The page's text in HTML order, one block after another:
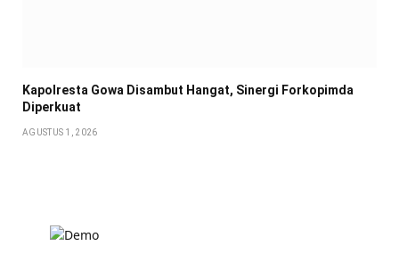
Kapolresta Gowa Disambut Hangat, Sinergi Forkopimda
Diperkuat
AGUSTUS 1, 2026